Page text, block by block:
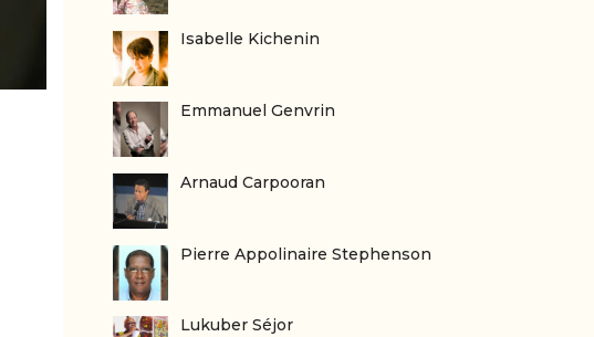
Isabelle Kichenin
Emmanuel Genvrin
Arnaud Carpooran
Pierre Appolinaire Stephenson
Lukuber Séjor